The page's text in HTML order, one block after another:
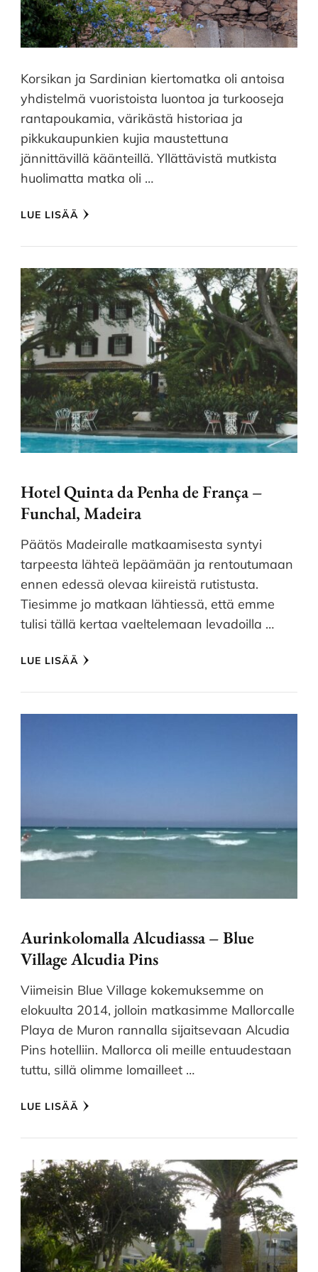
Korsikan ja Sardinian kiertomatka oli antoisa
yhdistelmä vuoristoista luontoa ja turkooseja
rantapoukamia, värikästä historiaa ja
pikkukaupunkien kujia maustettuna
jännittävillä käänteillä. Yllättävistä mutkista
huolimatta matka oli …
LUE LISÄÄ
Hotel Quinta da Penha de França –
Funchal, Madeira
Päätös Madeiralle matkaamisesta syntyi
tarpeesta lähteä lepäämään ja rentoutumaan
ennen edessä olevaa kiireistä rutistusta.
Tiesimme jo matkaan lähtiessä, että emme
tulisi tällä kertaa vaeltelemaan levadoilla …
LUE LISÄÄ
Aurinkolomalla Alcudiassa – Blue
Village Alcudia Pins
Viimeisin Blue Village kokemuksemme on
elokuulta 2014, jolloin matkasimme Mallorcalle
Playa de Muron rannalla sijaitsevaan Alcudia
Pins hotelliin. Mallorca oli meille entuudestaan
tuttu, sillä olimme lomailleet …
LUE LISÄÄ